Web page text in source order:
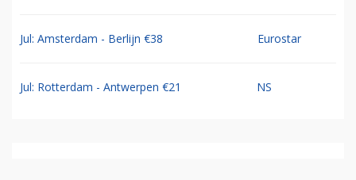
Jul: Amsterdam - Berlijn €38 Eurostar
Jul: Rotterdam - Antwerpen €21 NS